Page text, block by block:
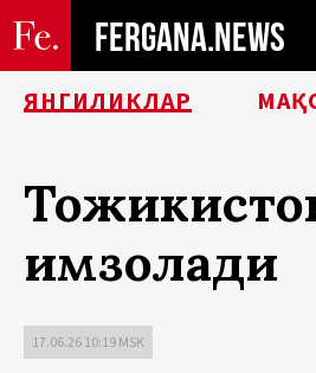
FERGANA.NEWS
ЯНГИЛИКЛАР
имзолади
17.06.26 10:19 MSK